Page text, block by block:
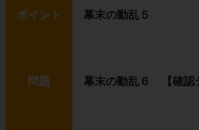
ポイント 幕末の動乱５
問題 幕末の動乱６ 【確認